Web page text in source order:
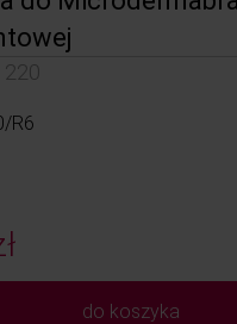
220
R6
do koszyka